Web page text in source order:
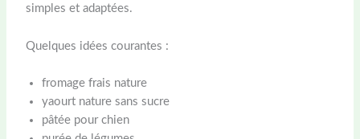
simples et adaptées.
Quelques idées courantes :
fromage frais nature
yaourt nature sans sucre
pâtée pour chien